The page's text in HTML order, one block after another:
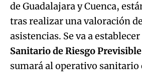
de Guadalajara y Cuenca,
tras realizar una valoración
asistencias. Se va a establecer
Sanitario de Riesgo
sumará al operativo